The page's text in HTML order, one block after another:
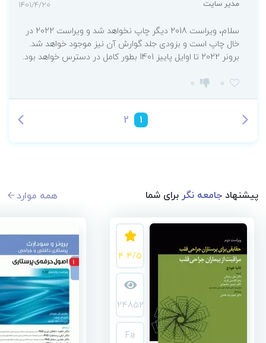
مدیر سایت 1401/4/20
سلام، ویراست 2018 دیگر چاپ نخواهد شد و ویراست 2022 در
خال چاپ است و بزودی جلد گوارش آن نیز موجود خواهد شد.
برونر 2022 تا اوایل پاییز 1401 بطور کامل در دسترس خواهد بود.
0
0
1
2
پیشنهادجامعه نگربرای شما همه موارد
4.4/5
24852
Fa